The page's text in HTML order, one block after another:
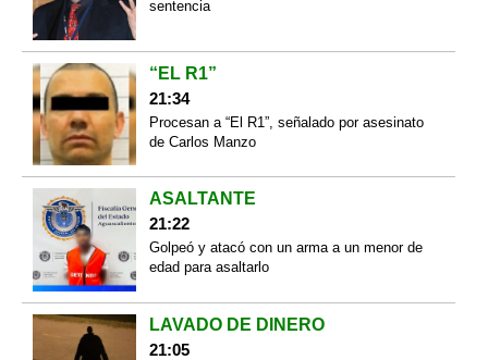
sentencia
“EL R1”
21:34
Procesan a “El R1”, señalado por asesinato
de Carlos Manzo
ASALTANTE
21:22
Golpeó y atacó con un arma a un menor de
edad para asaltarlo
LAVADO DE DINERO
21:05